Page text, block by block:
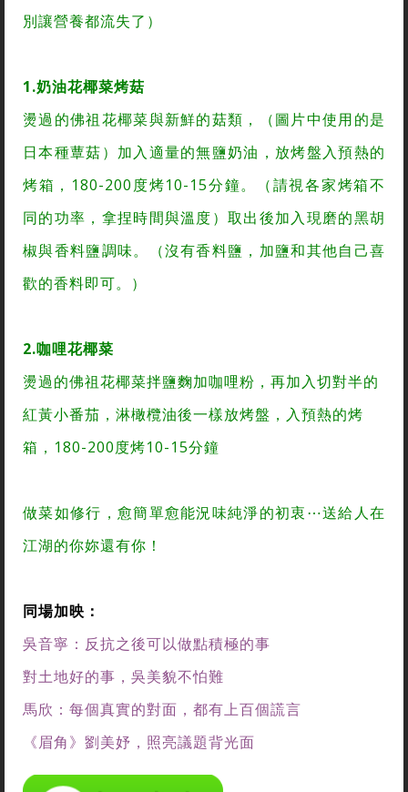
別讓營養都流失了）
1.奶油花椰菜烤菇
燙過的佛祖花椰菜與新鮮的菇類，（圖片中使用的是
日本種蕈菇）加入適量的無鹽奶油，放烤盤入預熱的
烤箱，180-200度烤10-15分鐘。（請視各家烤箱不
同的功率，拿捏時間與溫度）取出後加入現磨的黑胡
椒與香料鹽調味。（沒有香料鹽，加鹽和其他自己喜
歡的香料即可。）
2.咖哩花椰菜
燙過的佛祖花椰菜拌鹽麴加咖哩粉，再加入切對半的
紅黃小番茄，淋橄欖油後一樣放烤盤，入預熱的烤
箱，180-200度烤10-15分鐘
做菜如修行，愈簡單愈能況味純淨的初衷⋯送給人在
江湖的你妳還有你！
同場加映：
吳音寧：反抗之後可以做點積極的事
對土地好的事，吳美貌不怕難
馬欣：每個真實的對面，都有上百個謊言
《眉角》劉美妤，照亮議題背光面